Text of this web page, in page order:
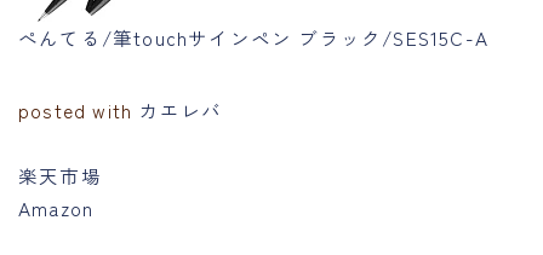
ぺんてる/筆touchサインペン ブラック/SES15C-A
posted with カエレバ
楽天市場
Amazon